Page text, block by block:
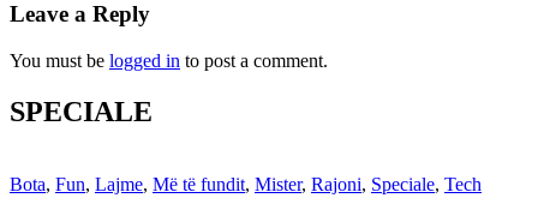
Leave a Reply
You must be logged in to post a comment.
SPECIALE
Bota, Fun, Lajme, Më të fundit, Mister, Rajoni, Speciale, Tech